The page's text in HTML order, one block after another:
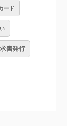
ード
書発行